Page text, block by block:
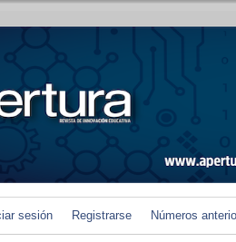
sesión Registrarse Números